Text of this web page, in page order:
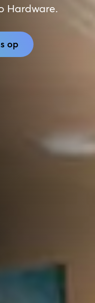
Hardware.
op